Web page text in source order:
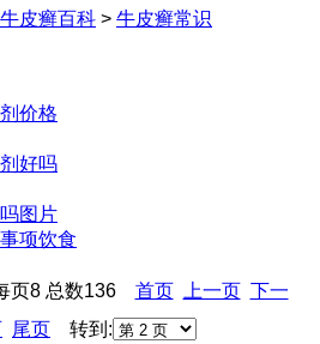
牛皮癣百科 > 牛皮癣常识
价格
好吗
图片
项饮食
页8 总数136 首页 上一页 下一
尾页 转到: